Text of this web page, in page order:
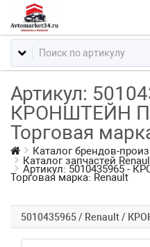
Артикул:
КРОНШТЕЙН
Торговая
Каталог брендов-
Каталог запчастей
Артикул: 5010435965 -
Торговая марка: Renault
5010435965 / Renault /